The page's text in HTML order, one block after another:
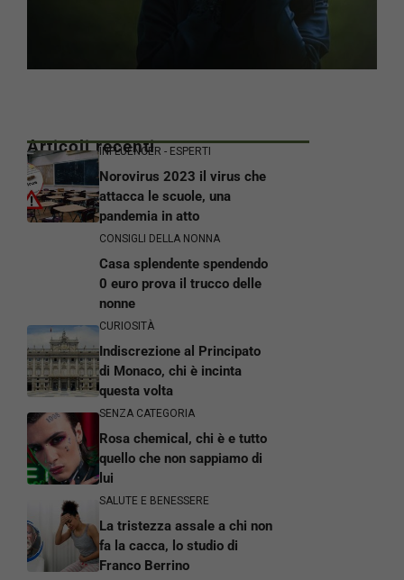
Articoli recentiINFLUENCER - ESPERTI
Norovirus 2023 il virus che
attacca le scuole, una
pandemia in atto
CONSIGLI DELLA NONNA
Casa splendente spendendo
0 euro prova il trucco delle
nonne
CURIOSITÀ
Indiscrezione al Principato
di Monaco, chi è incinta
questa volta
SENZA CATEGORIA
Rosa chemical, chi è e tutto
quello che non sappiamo di
lui
SALUTE E BENESSERE
La tristezza assale a chi non
fa la cacca, lo studio di
Franco Berrino